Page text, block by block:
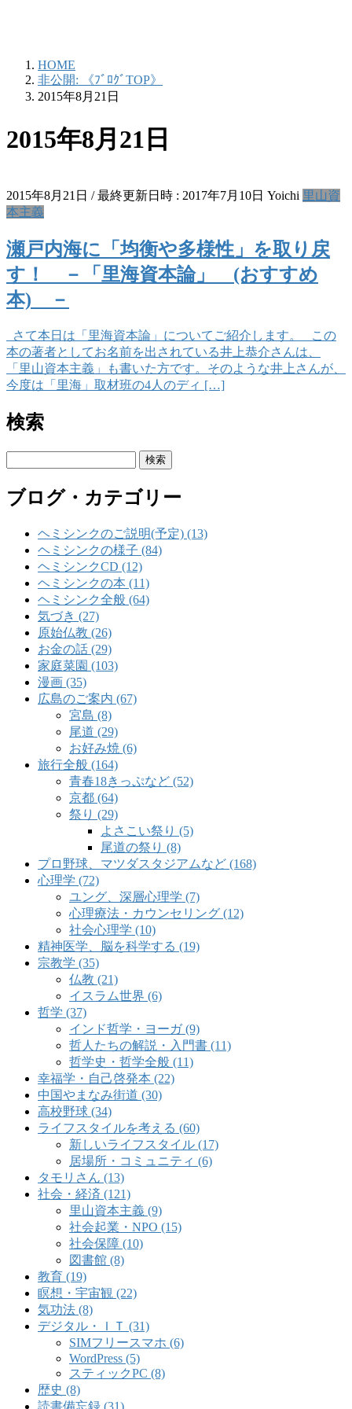
HOME
非公開: 《ﾌﾞﾛｸﾞTOP》
2015年8月21日
2015年8月21日
2015年8月21日 / 最終更新日時 : 2017年7月10日 Yoichi 里山資
本主義
瀬戸内海に「均衡や多様性」を取り戻
す！ －「里海資本論」 (おすすめ
本) －
さて本日は「里海資本論」についてご紹介します。 この
本の著者としてお名前を出されている井上恭介さんは、
「里山資本主義」も書いた方です。そのような井上さんが、
今度は「里海」取材班の4人のディ […]
検索
ブログ・カテゴリー
ヘミシンクのご説明(予定) (13)
ヘミシンクの様子 (84)
ヘミシンクCD (12)
ヘミシンクの本 (11)
ヘミシンク全般 (64)
気づき (27)
原始仏教 (26)
お金の話 (29)
家庭菜園 (103)
漫画 (35)
広島のご案内 (67)
宮島 (8)
尾道 (29)
お好み焼 (6)
旅行全般 (164)
青春18きっぷなど (52)
京都 (64)
祭り (29)
よさこい祭り (5)
尾道の祭り (8)
プロ野球、マツダスタジアムなど (168)
心理学 (72)
ユング、深層心理学 (7)
心理療法・カウンセリング (12)
社会心理学 (10)
精神医学、脳を科学する (19)
宗教学 (35)
仏教 (21)
イスラム世界 (6)
哲学 (37)
インド哲学・ヨーガ (9)
哲人たちの解説・入門書 (11)
哲学史・哲学全般 (11)
幸福学・自己啓発本 (22)
中国やまなみ街道 (30)
高校野球 (34)
ライフスタイルを考える (60)
新しいライフスタイル (17)
居場所・コミュニティ (6)
タモリさん (13)
社会・経済 (121)
里山資本主義 (9)
社会起業・NPO (15)
社会保障 (10)
図書館 (8)
教育 (19)
瞑想・宇宙観 (22)
気功法 (8)
デジタル・ＩＴ (31)
SIMフリースマホ (6)
WordPress (5)
スティックPC (8)
歴史 (8)
読書備忘録 (31)